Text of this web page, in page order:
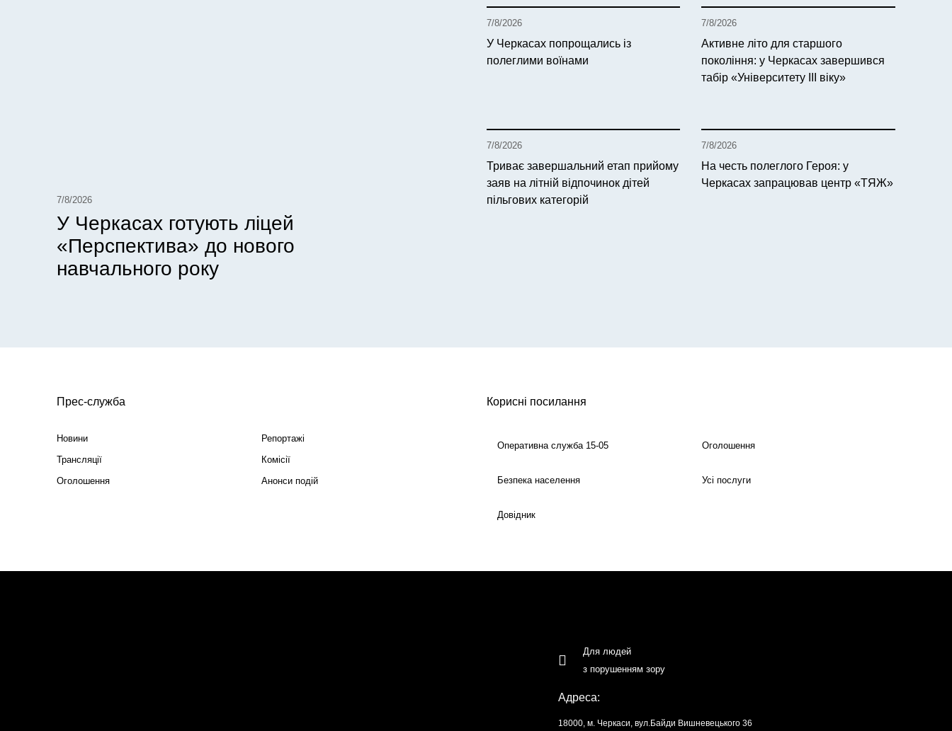
7/8/2026
У Черкасах готують ліцей
«Перспектива» до нового
навчального року
7/8/2026
У Черкасах попрощались із
полеглими воїнами
7/8/2026
Активне літо для старшого
покоління: у Черкасах завершився
табір «Університету ІІІ віку»
7/8/2026
Триває завершальний етап прийому
заяв на літній відпочинок дітей
пільгових категорій
7/8/2026
На честь полеглого Героя: у
Черкасах запрацював центр «ТЯЖ»
Прес-служба
Новини
Репортажі
Трансляції
Комісії
Оголошення
Анонси подій
Корисні посилання
Оперативна служба 15-05 Оголошення
Безпека населення Усі послуги
Довідник
Для людей
з порушенням зору
Адреса:
18000, м. Черкаси, вул.Байди Вишневецького 36